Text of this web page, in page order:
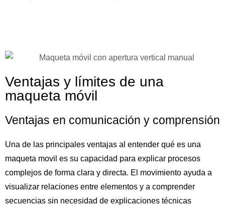
Ventajas y límites de una
maqueta móvil
Ventajas en comunicación y comprensión
Una de las principales ventajas al entender qué es una
maqueta movil es su capacidad para explicar procesos
complejos de forma clara y directa. El movimiento ayuda a
visualizar relaciones entre elementos y a comprender
secuencias sin necesidad de explicaciones técnicas